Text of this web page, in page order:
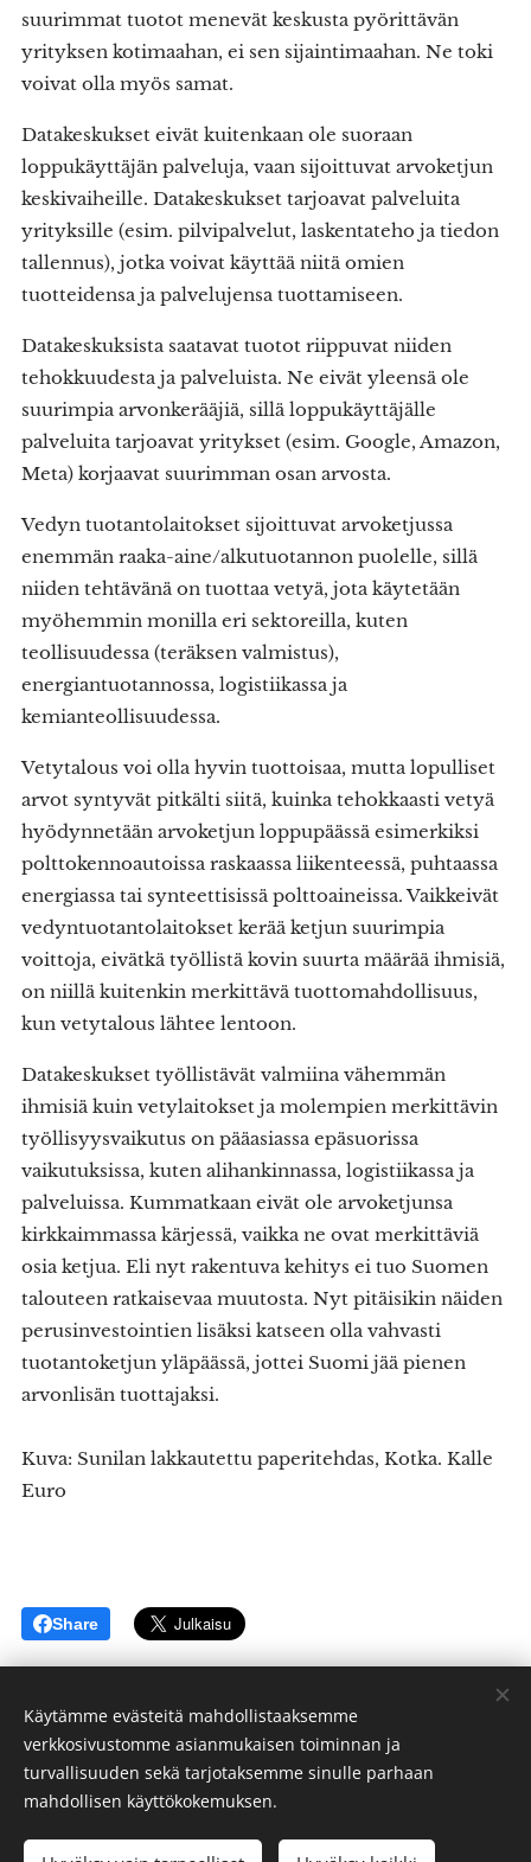
suurimmat tuotot menevät keskusta pyörittävän
yrityksen kotimaahan, ei sen sijaintimaahan. Ne toki
voivat olla myös samat.
Datakeskukset eivät kuitenkaan ole suoraan
loppukäyttäjän palveluja, vaan sijoittuvat arvoketjun
keskivaiheille. Datakeskukset tarjoavat palveluita
yrityksille (esim. pilvipalvelut, laskentateho ja tiedon
tallennus), jotka voivat käyttää niitä omien
tuotteidensa ja palvelujensa tuottamiseen.
Datakeskuksista saatavat tuotot riippuvat niiden
tehokkuudesta ja palveluista. Ne eivät yleensä ole
suurimpia arvonkerääjiä, sillä loppukäyttäjälle
palveluita tarjoavat yritykset (esim. Google, Amazon,
Meta) korjaavat suurimman osan arvosta.
Vedyn tuotantolaitokset sijoittuvat arvoketjussa
enemmän raaka-aine/alkutuotannon puolelle, sillä
niiden tehtävänä on tuottaa vetyä, jota käytetään
myöhemmin monilla eri sektoreilla, kuten
teollisuudessa (teräksen valmistus),
energiantuotannossa, logistiikassa ja
kemianteollisuudessa.
Vetytalous voi olla hyvin tuottoisaa, mutta lopulliset
arvot syntyvät pitkälti siitä, kuinka tehokkaasti vetyä
hyödynnetään arvoketjun loppupäässä esimerkiksi
polttokennoautoissa raskaassa liikenteessä, puhtaassa
energiassa tai synteettisissä polttoaineissa. Vaikkeivät
vedyntuotantolaitokset kerää ketjun suurimpia
voittoja, eivätkä työllistä kovin suurta määrää ihmisiä,
on niillä kuitenkin merkittävä tuottomahdollisuus,
kun vetytalous lähtee lentoon.
Datakeskukset työllistävät valmiina vähemmän
ihmisiä kuin vetylaitokset ja molempien merkittävin
työllisyysvaikutus on pääasiassa epäsuorissa
vaikutuksissa, kuten alihankinnassa, logistiikassa ja
palveluissa. Kummatkaan eivät ole arvoketjunsa
kirkkaimmassa kärjessä, vaikka ne ovat merkittäviä
osia ketjua. Eli nyt rakentuva kehitys ei tuo Suomen
talouteen ratkaisevaa muutosta. Nyt pitäisikin näiden
perusinvestointien lisäksi katseen olla vahvasti
tuotantoketjun yläpäässä, jottei Suomi jää pienen
arvonlisän tuottajaksi.
Kuva: Sunilan lakkautettu paperitehdas, Kotka. Kalle
Euro
Share
Kalle Euro - kalle.euro@me.com
Käytämme evästeitä mahdollistaaksemme
verkkosivustomme asianmukaisen toiminnan ja
turvallisuuden sekä tarjotaksemme sinulle parhaan
mahdollisen käyttökokemuksen.